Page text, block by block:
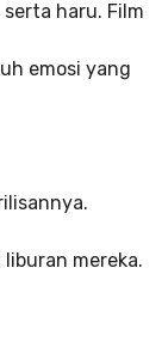
haru. Film
emosi yang
mereka.